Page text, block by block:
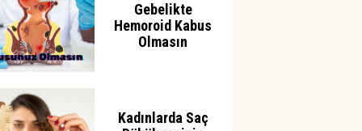
Gebelikte
Hemoroid Kabus
Olmasın
Kadınlarda Saç